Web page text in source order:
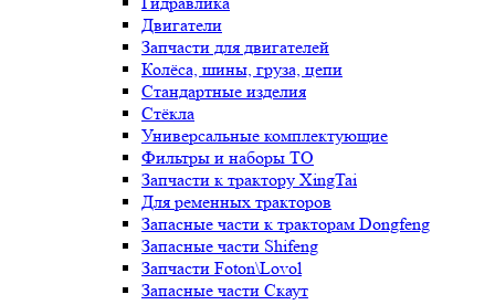
Двигатели
Запчасти для двигателей
Колёса, шины, груза, цепи
Стандартные изделия
Стёкла
Универсальные комплектующие
Фильтры и наборы ТО
Запчасти к трактору XingTai
Для ременных тракторов
Запасные части к тракторам Dongfeng
Запасные части Shifeng
Запчасти Foton\Lovol
Запасные части Скаут